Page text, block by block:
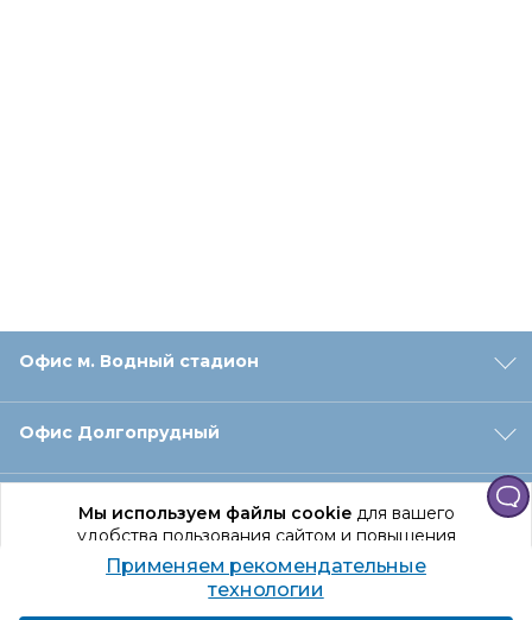
Мы используем файлы cookieдля вашего
удобства пользования сайтом и повышения
качества рекомендаций.
Продолжая использование сайта, вы даете
согласие на обработку персональных данных
Офис м. Водный стадион
Офис Долгопрудный
Офис Санкт‑Петербург
Оформление заказа
Применяем рекомендательные
технологии